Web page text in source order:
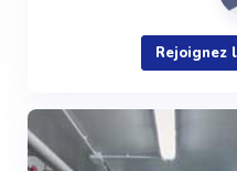
Rejoignez